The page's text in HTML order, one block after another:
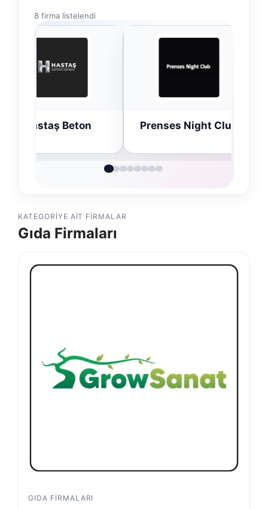
8 firma listelendi
Prenses Night Club
Enes Kaplan
KATEGORIYE AIT FIRMALAR
Gıda Firmaları
GIDA FIRMALARI